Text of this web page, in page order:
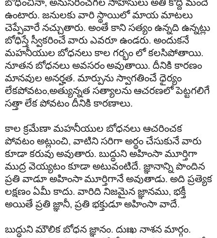
ఉంటారు. జనులకువారిస్థాయిలోమాయమాటలు
చెప్పేవారేనచ్చుతారు. అంతేకానిసత్యంఉన్నది ఉన్నట్లు
బోధిస్తేస్వీకరించేవారుఎవరూఉండరు. అందుకనే
మహనీయుల బోధనలుకాల గర్భంలోకలసిపోతాయి.
నూతనబోధనలుఅవసరంఅవుతాయి. దీనికి కారణం
మానవుల అనర్హత. మార్పునుస్వాగతించే ధైర్యం
లేకపోవటం,అత్యున్నతసత్యాలనుఆచరణలోపెట్టగలిగే
సత్తాలేకపోవటందీనికి కారణాలు.
కాల క్రమేణామహనీయుల బోధనలుఆచరించక
పోవటంఅట్లుంచి, వాటినిసరిగాఅర్థంచేసుకునేవారు
కూడాకరువుఅవుతారు. బుద్ధునిఅహింసామూర్తిగా
ముద్ర వెయ్యటంకూడాఅటువంటిదే. జ్ఞానాన్నిపొందిన
ప్రతివాడూఅహింసామూర్తిగానేఅవుతాడు. అది ప్రత్యెక
లక్షణంఏమీ కాదు. వారిది నిజమైనజ్ఞానము, భక్తీ
అయితేప్రతిజ్ఞానీ, ప్రతిభక్తుడూఅహింసావాదే.
బుద్ధునిమౌలికబోధనజ్ఞానం. దుఃఖ నాశనమార్గం.